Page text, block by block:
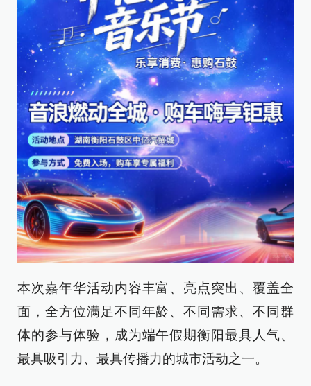
本次嘉年华活动内容丰富、亮点突出、覆盖全
面，全方位满足不同年龄、不同需求、不同群
体的参与体验，成为端午假期衡阳最具人气、
最具吸引力、最具传播力的城市活动之一。